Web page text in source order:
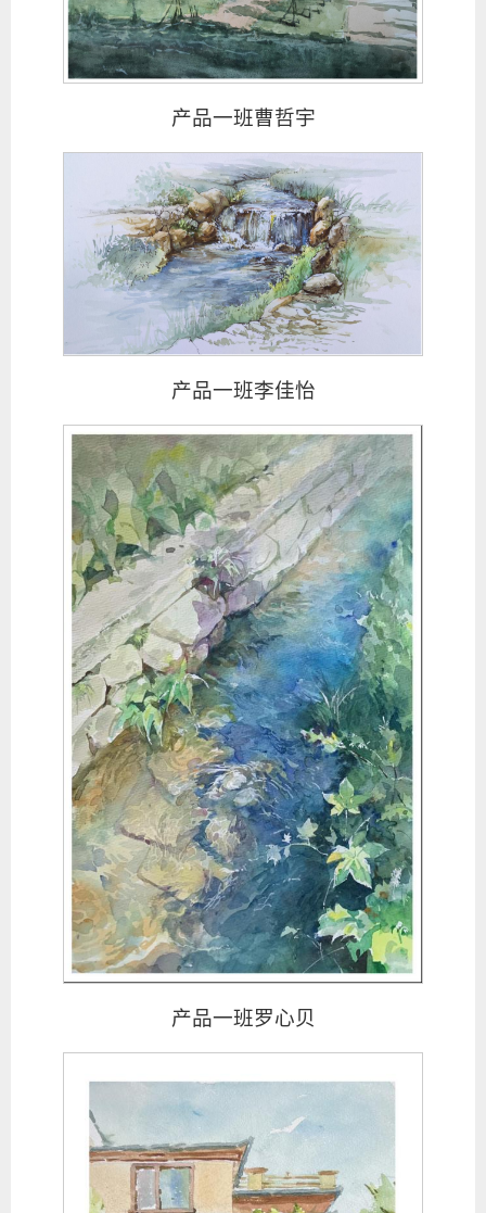
产品一班曹哲宇
产品一班李佳怡
产品一班罗心贝